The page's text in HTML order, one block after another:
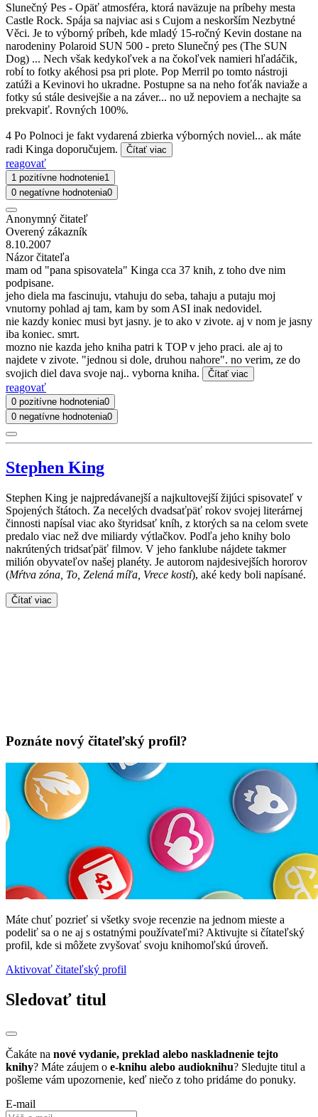
Slunečný Pes - Opäť atmosféra, ktorá naväzuje na príbehy mesta
Castle Rock. Spája sa najviac asi s Cujom a neskorším Nezbytné
Věci. Je to výborný príbeh, kde mladý 15-ročný Kevin dostane na
narodeniny Polaroid SUN 500 - preto Slunečný pes (The SUN
Dog) ... Nech však kedykoľvek a na čokoľvek namieri hľadáčik,
robí to fotky akéhosi psa pri plote. Pop Merril po tomto nástroji
zatúži a Kevinovi ho ukradne. Postupne sa na neho foťák naviaže a
fotky sú stále desivejšie a na záver... no už nepoviem a nechajte sa
prekvapiť. Rovných 100%.
4 Po Polnoci je fakt vydarená zbierka výborných noviel... ak máte
radi Kinga doporučujem.
Čítať viac
reagovať
1 pozitívne hodnotenie1
0 negatívne hodnotenia0
Anonymný čitateľ
Overený zákazník
8.10.2007
Názor čitateľa
mam od "pana spisovatela" Kinga cca 37 knih, z toho dve nim
podpisane.
jeho diela ma fascinuju, vtahuju do seba, tahaju a putaju moj
vnutorny pohlad aj tam, kam by som ASI inak nedovidel.
nie kazdy koniec musi byt jasny. je to ako v zivote. aj v nom je jasny
iba koniec. smrt.
mozno nie kazda jeho kniha patri k TOP v jeho praci. ale aj to
najdete v zivote. "jednou si dole, druhou nahore". no verim, ze do
svojich diel dava svoje naj.. vyborna kniha.
Čítať viac
reagovať
0 pozitívne hodnotenia0
0 negatívne hodnotenia0
Stephen King
Stephen King je najpredávanejší a najkultovejší žijúci spisovateľ v
Spojených štátoch. Za necelých dvadsaťpäť rokov svojej literárnej
činnosti napísal viac ako štyridsať kníh, z ktorých sa na celom svete
predalo viac než dve miliardy výtlačkov. Podľa jeho knihy bolo
nakrútených tridsaťpäť filmov. V jeho fanklube nájdete takmer
milión obyvateľov našej planéty. Je autorom najdesivejších hororov
(Mŕtva zóna, To, Zelená míľa, Vrece kostí), aké kedy boli napísané.
Čítať viac
Poznáte nový čitateľský profil?
Máte chuť pozrieť si všetky svoje recenzie na jednom mieste a
podeliť sa o ne aj s ostatnými používateľmi? Aktivujte si čítateľský
profil, kde si môžete zvyšovať svoju knihomoľskú úroveň.
Aktivovať čitateľský profil
Sledovať titul
Čakáte na nové vydanie, preklad alebo naskladnenie tejto
knihy? Máte záujem o e-knihu alebo audioknihu? Sledujte titul a
pošleme vám upozornenie, keď niečo z toho pridáme do ponuky.
E-mail